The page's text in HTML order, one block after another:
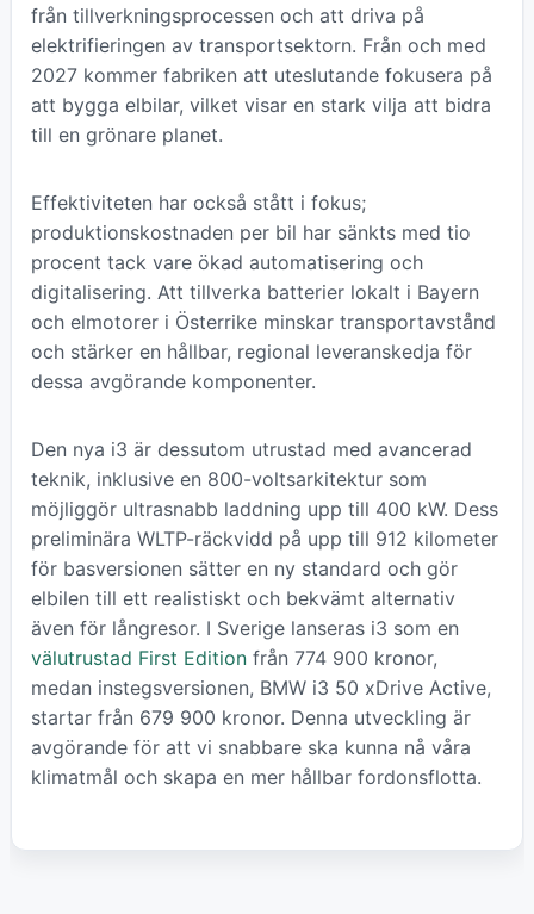
från tillverkningsprocessen och att driva på
elektrifieringen av transportsektorn. Från och med
2027 kommer fabriken att uteslutande fokusera på
att bygga elbilar, vilket visar en stark vilja att bidra
till en grönare planet.
Effektiviteten har också stått i fokus;
produktionskostnaden per bil har sänkts med tio
procent tack vare ökad automatisering och
digitalisering. Att tillverka batterier lokalt i Bayern
och elmotorer i Österrike minskar transportavstånd
och stärker en hållbar, regional leveranskedja för
dessa avgörande komponenter.
Den nya i3 är dessutom utrustad med avancerad
teknik, inklusive en 800-voltsarkitektur som
möjliggör ultrasnabb laddning upp till 400 kW. Dess
preliminära WLTP-räckvidd på upp till 912 kilometer
för basversionen sätter en ny standard och gör
elbilen till ett realistiskt och bekvämt alternativ
även för långresor. I Sverige lanseras i3 som en
välutrustad First Editionfrån 774 900 kronor,
medan instegsversionen, BMW i3 50 xDrive Active,
startar från 679 900 kronor. Denna utveckling är
avgörande för att vi snabbare ska kunna nå våra
klimatmål och skapa en mer hållbar fordonsflotta.